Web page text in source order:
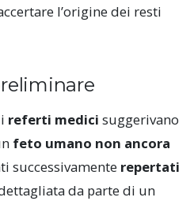
l’origine dei resti
referti medici suggerivano
feto umano non ancora
successivamente repertati
da parte di un